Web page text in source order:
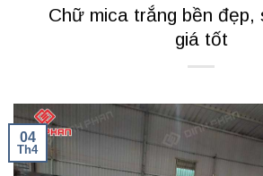
Chữ mica trắng bền đẹp,
giá tốt
04
Th4